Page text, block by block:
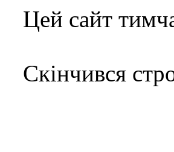
Цей сайт
Скінчився